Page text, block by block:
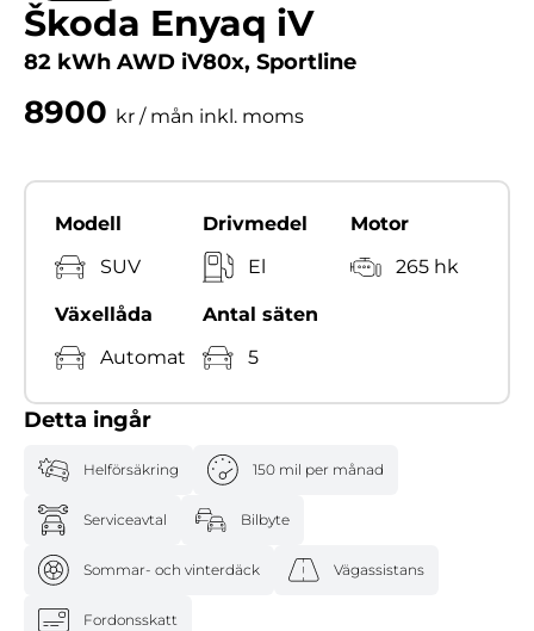
Škoda Enyaq iV
82 kWh AWD iV80x, Sportline
8900 kr / mån inkl. moms
Modell
SUV
Drivmedel
El
Motor
265 hk
Växellåda
Automat
Antal säten
5
Detta ingår
Helförsäkring 150 mil per månad
Serviceavtal Bilbyte
Sommar- och vinterdäck Vägassistans
Fordonsskatt